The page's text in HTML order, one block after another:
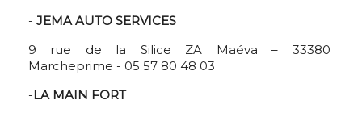
- JEMA AUTO SERVICES
9 rue de la Silice ZA Maéva – 33380
Marcheprime - 05 57 80 48 03
-LA MAIN FORT